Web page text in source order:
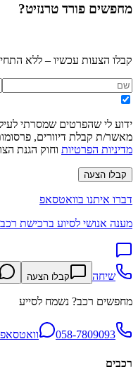
מחפשים פורד טרנזיט?
קבלו הצעות עכשיו – ללא
ידוע לי שהפרטים שמסרתי לעיל
מאשר/ת קבלת דיוורים,
מדיניות הפרטיות וחוק הגנת
קבלו הצעה
דברו איתנו בוואטסאפ
מענה אנושי לסיוע ברכישת רכב
שיחה קבלו הצעה
מחפשים רכב? נשמח לסייע
058-7809093 וואטסאפ
רכבים